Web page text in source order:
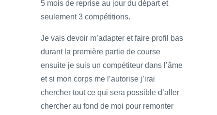
5 mois de reprise au jour du départ et
seulement 3 compétitions.
Je vais devoir m’adapter et faire profil bas
durant la première partie de course
ensuite je suis un compétiteur dans l’âme
et si mon corps me l’autorise j’irai
chercher tout ce qui sera possible d’aller
chercher au fond de moi pour remonter